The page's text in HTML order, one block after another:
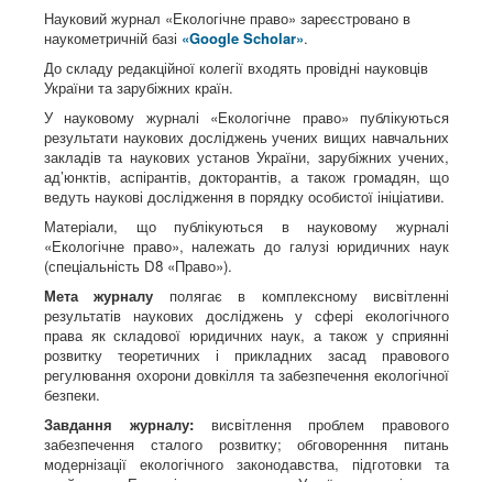
Науковий журнал «Екологічне право» зареєстровано в
наукометричній базі «Google Scholar».
До складу редакційної колегії входять провідні науковців
України та зарубіжних країн.
У науковому журналі «Екологічне право» публікуються
результати наукових досліджень учених вищих навчальних
закладів та наукових установ України, зарубіжних учених,
ад’юнктів, аспірантів, докторантів, а також громадян, що
ведуть наукові дослідження в порядку особистої ініціативи.
Матеріали, що публікуються в науковому журналі
«Екологічне право», належать до галузі юридичних наук
(спеціальність D8 «Право»).
Мета журналу полягає в комплексному висвітленні
результатів наукових досліджень у сфері екологічного
права як складової юридичних наук, а також у сприянні
розвитку теоретичних і прикладних засад правового
регулювання охорони довкілля та забезпечення екологічної
безпеки.
Завдання журналу:висвітлення проблем правового
забезпечення сталого розвитку; обговоренння питань
модернізації екологічного законодавства, підготовки та